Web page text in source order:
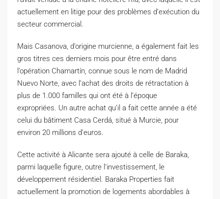
actuellement en litige pour des problèmes d’exécution du
secteur commercial.
Mais Casanova, d’origine murcienne, a également fait les
gros titres ces derniers mois pour être entré dans
l’opération Chamartín, connue sous le nom de Madrid
Nuevo Norte, avec l’achat des droits de rétractation à
plus de 1.000 familles qui ont été à l’époque
expropriées. Un autre achat qu’il a fait cette année a été
celui du bâtiment Casa Cerdá, situé à Murcie, pour
environ 20 millions d’euros.
Cette activité à Alicante sera ajouté à celle de Baraka,
parmi laquelle figure, outre l’investissement, le
développement résidentiel. Baraka Properties fait
actuellement la promotion de logements abordables à